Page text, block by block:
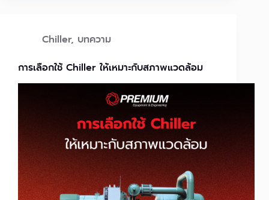
Chiller, บทความ
การเลือกใช้ Chiller ให้เหมาะกับสภาพแวดล้อม